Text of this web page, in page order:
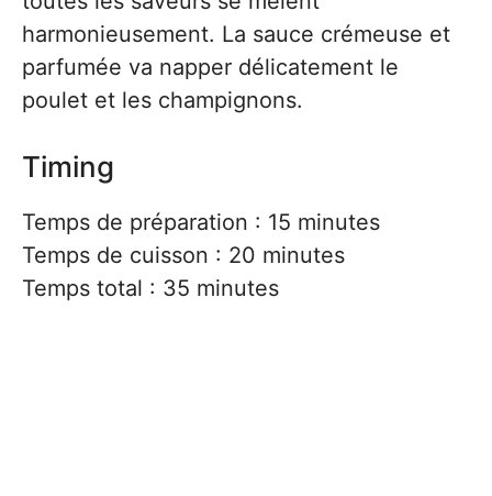
harmonieusement. La sauce crémeuse et
parfumée va napper délicatement le
poulet et les champignons.
Timing
Temps de préparation : 15 minutes
Temps de cuisson : 20 minutes
Temps total : 35 minutes